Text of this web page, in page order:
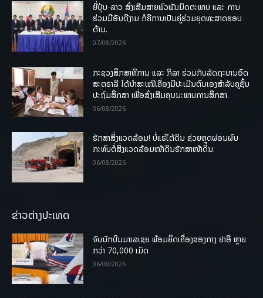
ຍີ່ປຸ່ນ-ລາວ ສົ່ງເສີມສາຍພົວພັນມິດຕະພາບ ແລະ ການ
ຮ່ວມມືອັນດີງາມ ກໍຄືການເປັນຄູ່ຮ່ວມຍຸດທະສາດຮອບ
ດ້ານ.
07/08/2026
ກະຊວງສຶກສາທິການ ແລະ ກິລາ ຮ່ວມກັບລັດຖະບານອົດ
ສະຕຣາລີ ໄດ້ນຳສະເໜີເຄື່ອງມືປະເມີນຕົນເອງສຳລັບຄູຊັ້ນ
ປະຖົມສຶກສາ ເພື່ອສົ່ງເສີມຄຸນນະພາບການສຶກສາ.
06/08/2026
ຮັກສາສິ່ງແວດລ້ອມ! ບໍ່ແຮ່ໃຕ້ດິນ ຊ່ວຍຫຼຸດຜ່ອນຜົນ
ກະທົບຕໍ່ສິ່ງແວດລ້ອມໜ້າດິນຮັກສາໜ້າດິນ.
06/08/2026
ຂ່າວຕ່າງປະເທດ
ຈັບນັກບິນມາເລເຊຍ ພ້ອມຍຶດເຄື່ອງຂອງກາງ ຢາອີ ຫຼາຍ
ກວ່າ 70,000 ເມັດ
06/08/2026